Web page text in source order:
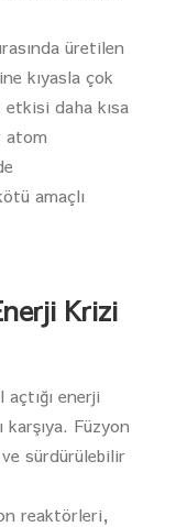
üretilen
kıyasla çok
daha kısa
atom
amaçlı
Krizi
açtığı enerji
Füzyon
sürdürülebilir
reaktörleri,